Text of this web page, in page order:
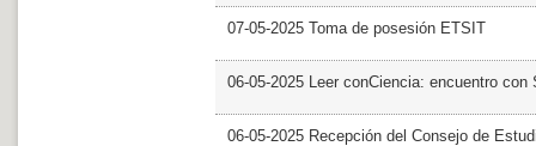
07-05-2025 Toma de posesión ETSIT
06-05-2025 Leer conCiencia: encuentro con
06-05-2025 Recepción del Consejo de